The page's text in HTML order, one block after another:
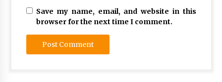
Save my name, email, and website in this
browser for the next time I comment.